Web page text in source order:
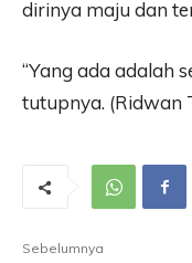
dirinya maju dan
“Yang ada adalah
tutupnya. (Ridwan
Sebelumnya